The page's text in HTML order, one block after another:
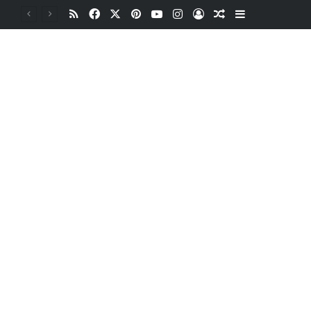
RSSFacebookPinterestYouTubeInstagramOturum aç
Rastgele Makale
Kenar